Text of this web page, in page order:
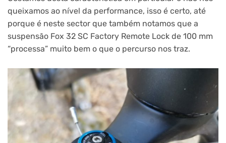
queixamos ao nível da performance, isso é certo, até
porque é neste sector que também notamos que a
suspensão Fox 32 SC Factory Remote Lock de 100 mm
“processa” muito bem o que o percurso nos traz.